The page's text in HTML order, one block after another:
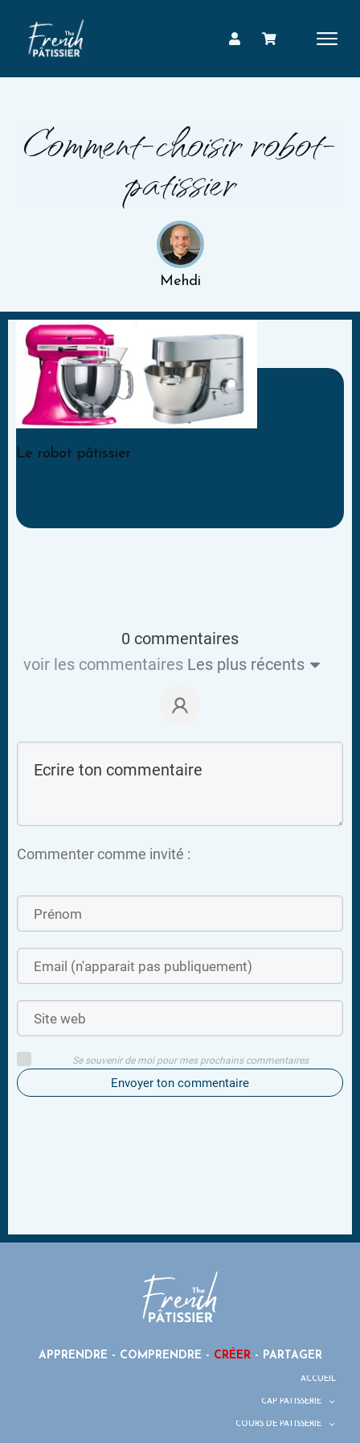
Comment-choisir robot-
patissier
Mehdi
Le robot pâtissier
0 commentaires
voir les commentaires Les plus récents
Commenter comme invité :
Se souvenir de moi pour mes prochains commentaires
Envoyer ton commentaire
APPRENDRE - COMPRENDRE - CRÉER- PARTAGER
ACCUEIL
CAP PÂTISSERIE
COURS DE PÂTISSERIE